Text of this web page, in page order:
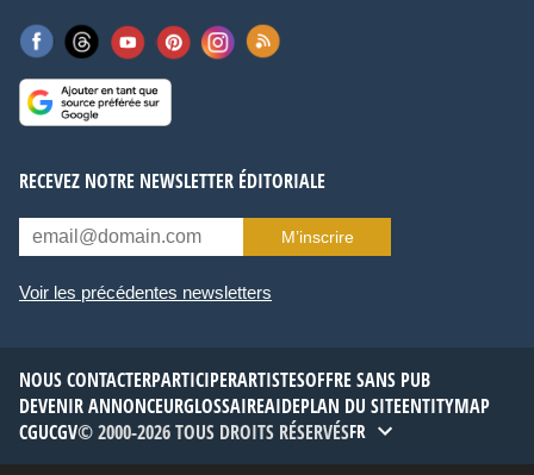
RECEVEZ NOTRE NEWSLETTER ÉDITORIALE
M’inscrire
Voir les précédentes newsletters
NOUS CONTACTERPARTICIPERARTISTESOFFRE SANS PUB
DEVENIR ANNONCEURGLOSSAIREAIDEPLAN DU SITEENTITYMAP
CGUCGV© 2000-2026 TOUS DROITS RÉSERVÉSFR